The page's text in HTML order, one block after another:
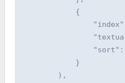
            {
            }
        ),